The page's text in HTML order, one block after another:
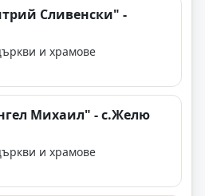
Сливенски" -
и храмове
Михаил" - с.Желю
и храмове